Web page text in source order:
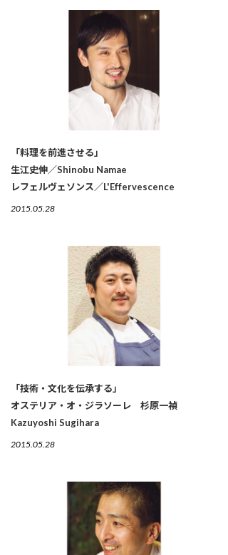
「料理を前進させる」
生江史伸／Shinobu Namae
レフェルヴェソンス／L'Effervescence
2015.05.28
「技術・文化を伝承する」
オステリア・オ・ジラソーレ 杉原一禎
Kazuyoshi Sugihara
2015.05.28